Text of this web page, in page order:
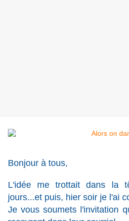
Bonjour à tous,
L'idée me trottait dans la
jours...et puis, hier soir je l'ai
Je vous soumets l'invitation